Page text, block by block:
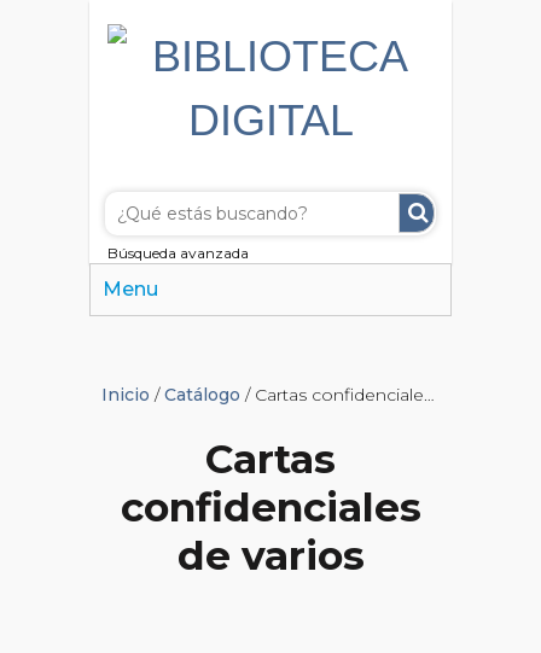
Búsqueda avanzada
Menu
Inicio /Catálogo / Cartas confidenciales de varios
Cartas
confidenciales
de varios